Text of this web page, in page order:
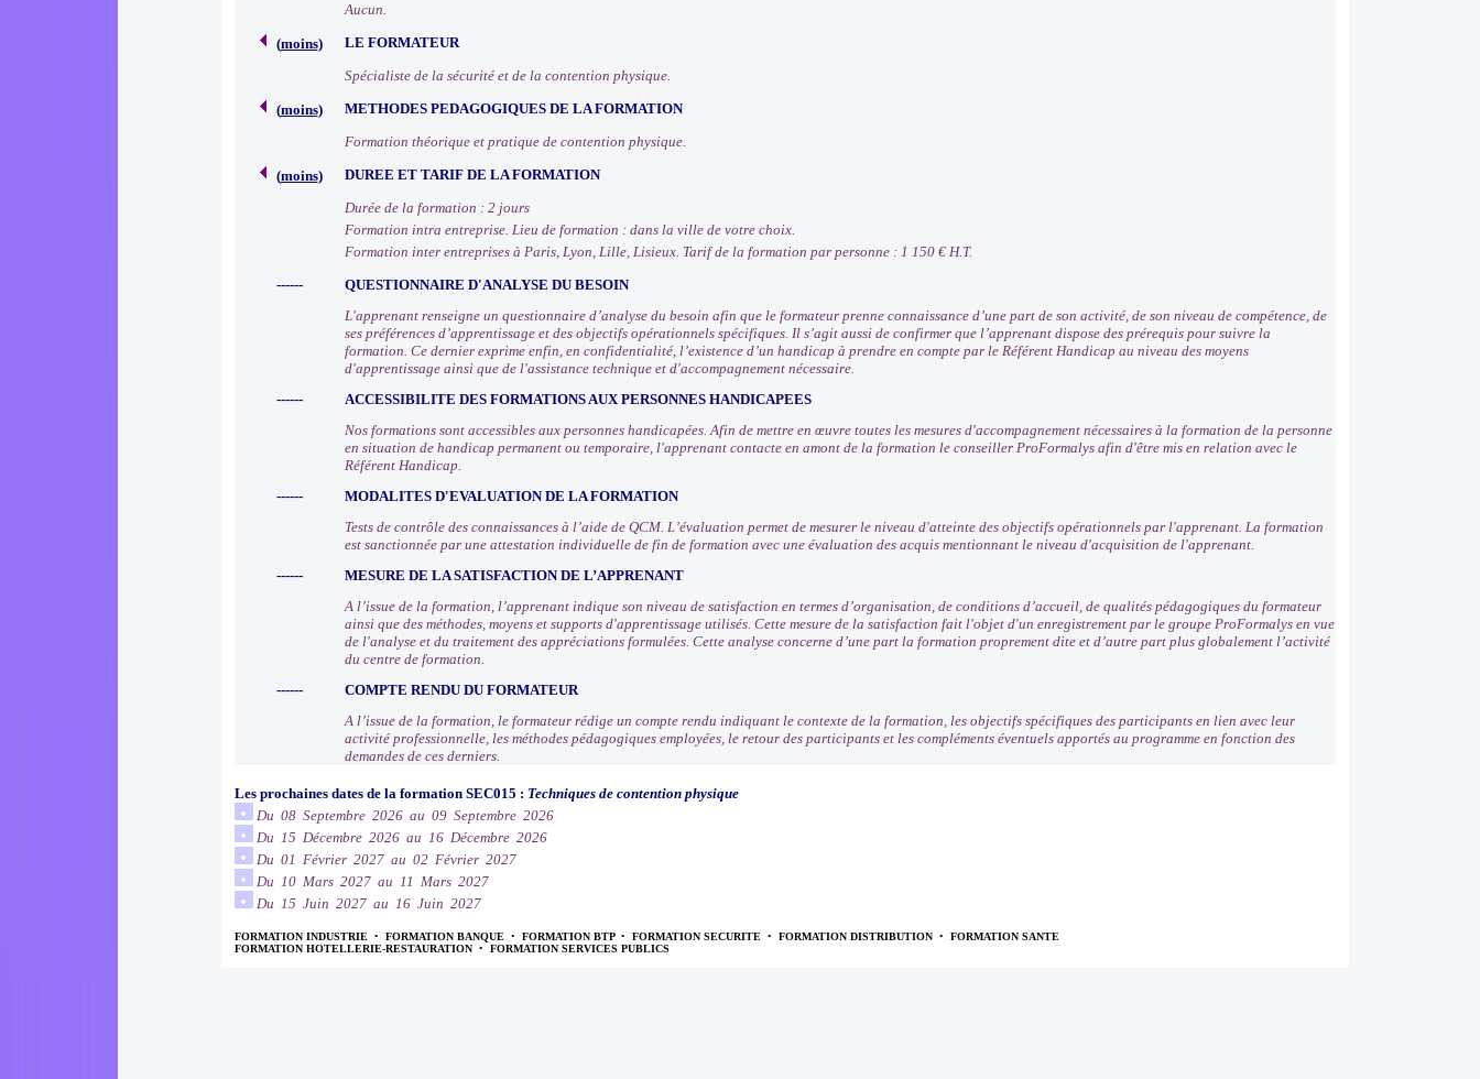
Aucun.
(moins)
LE FORMATEUR
Spécialiste de la sécurité et de la contention physique.
(moins)
METHODES PEDAGOGIQUES DE LA FORMATION
Formation théorique et pratique de contention physique.
(moins)
DUREE ET TARIF DE LA FORMATION
Durée de la formation : 2 jours
Formation intra entreprise. Lieu de formation : dans la ville de votre choix.
Formation inter entreprises à Paris, Lyon, Lille, Lisieux. Tarif de la formation par personne : 1 150 € H.T.
------
QUESTIONNAIRE D'ANALYSE DU BESOIN
L'apprenant renseigne un questionnaire d’analyse du besoin afin que le formateur prenne connaissance d’une part de son activité, de son niveau de compétence, de
ses préférences d’apprentissage et des objectifs opérationnels spécifiques. Il s’agit aussi de confirmer que l’apprenant dispose des prérequis pour suivre la
formation. Ce dernier exprime enfin, en confidentialité, l’existence d’un handicap à prendre en compte par le Référent Handicap au niveau des moyens
d'apprentissage ainsi que de l'assistance technique et d'accompagnement nécessaire.
------
ACCESSIBILITE DES FORMATIONS AUX PERSONNES HANDICAPEES
Nos formations sont accessibles aux personnes handicapées. Afin de mettre en œuvre toutes les mesures d'accompagnement nécessaires à la formation de la personne
en situation de handicap permanent ou temporaire, l'apprenant contacte en amont de la formation le conseiller ProFormalys afin d'être mis en relation avec le
Référent Handicap.
------
MODALITES D'EVALUATION DE LA FORMATION
Tests de contrôle des connaissances à l’aide de QCM. L’évaluation permet de mesurer le niveau d'atteinte des objectifs opérationnels par l'apprenant. La formation
est sanctionnée par une attestation individuelle de fin de formation avec une évaluation des acquis mentionnant le niveau d'acquisition de l'apprenant.
------
MESURE DE LA SATISFACTION DE L’APPRENANT
A l’issue de la formation, l’apprenant indique son niveau de satisfaction en termes d’organisation, de conditions d’accueil, de qualités pédagogiques du formateur
ainsi que des méthodes, moyens et supports d'apprentissage utilisés. Cette mesure de la satisfaction fait l'objet d'un enregistrement par le groupe ProFormalys en vue
de l'analyse et du traitement des appréciations formulées. Cette analyse concerne d’une part la formation proprement dite et d’autre part plus globalement l’activité
du centre de formation.
------
COMPTE RENDU DU FORMATEUR
A l’issue de la formation, le formateur rédige un compte rendu indiquant le contexte de la formation, les objectifs spécifiques des participants en lien avec leur
activité professionnelle, les méthodes pédagogiques employées, le retour des participants et les compléments éventuels apportés au programme en fonction des
demandes de ces derniers.
Les prochaines dates de la formation SEC015 : Techniques de contention physique
Du 08 Septembre 2026 au 09 Septembre 2026
Du 15 Décembre 2026 au 16 Décembre 2026
Du 01 Février 2027 au 02 Février 2027
Du 10 Mars 2027 au 11 Mars 2027
Du 15 Juin 2027 au 16 Juin 2027
FORMATION INDUSTRIE • FORMATION BANQUE • FORMATION BTP • FORMATION SECURITE • FORMATION DISTRIBUTION • FORMATION SANTE
FORMATION HOTELLERIE-RESTAURATION • FORMATION SERVICES PUBLICS